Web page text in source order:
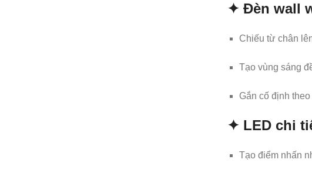
✦ Đèn wall
Chiếu từ chân
Tạo vùng sáng
Gắn cố định
✦ LED chi
Tạo điểm nhấn